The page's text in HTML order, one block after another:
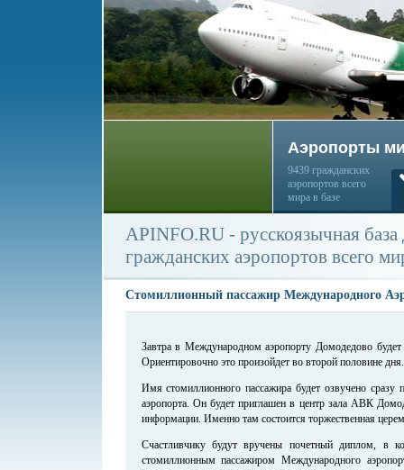
Аэропорты
9439 гражданских
аэропортов всего
мира в базе
APINFO.RU - русскоязычная
гражданских аэропортов всего
Стомиллионный пассажир Международного
Завтра в Международном аэропорту Домодедово
Ориентировочно это произойдет во второй половине дня.
Имя стомиллионного пассажира будет озвучено сразу
аэропорта. Он будет приглашен в центр зала АВК
информации. Именно там состоится торжественная
Счастливчику будут вручены почетный диплом, в
стомиллионным пассажиром Международного